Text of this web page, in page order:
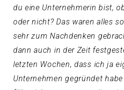
du eine Unternehmerin bist,
oder nicht? Das waren alles
sehr zum Nachdenken
dann auch in der Zeit
letzten Wochen, dass ich ja
Unternehmen gegründet